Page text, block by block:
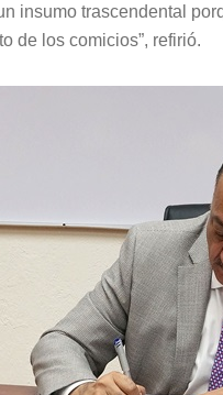
insumo trascendental
de los comicios”, refirió.